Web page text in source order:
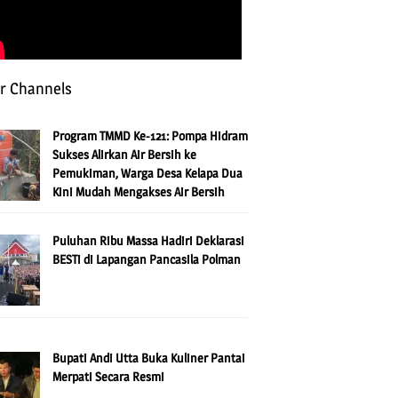
Channels
Program TMMD Ke-121: Pompa Hidram
Sukses Alirkan Air Bersih ke
Pemukiman, Warga Desa Kelapa Dua
Kini Mudah Mengakses Air Bersih
Puluhan Ribu Massa Hadiri Deklarasi
BESTi di Lapangan Pancasila Polman
Bupati Andi Utta Buka Kuliner Pantai
Merpati Secara Resmi